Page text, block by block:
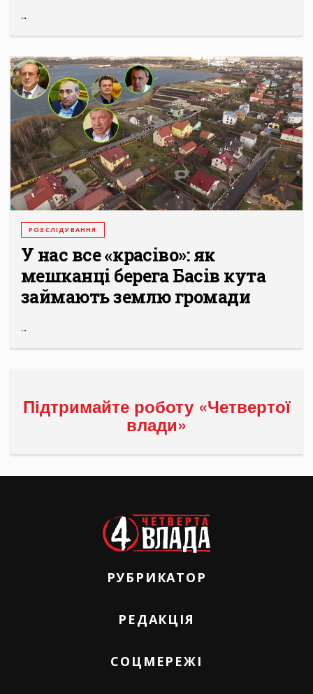
...
РОЗСЛІДУВАННЯ
У нас все «красіво»: як
мешканці берега Басів кута
займають землю громади
...
Підтримайте роботу «Четвертої
влади»
РУБРИКАТОР
РЕДАКЦІЯ
СОЦМЕРЕЖІ